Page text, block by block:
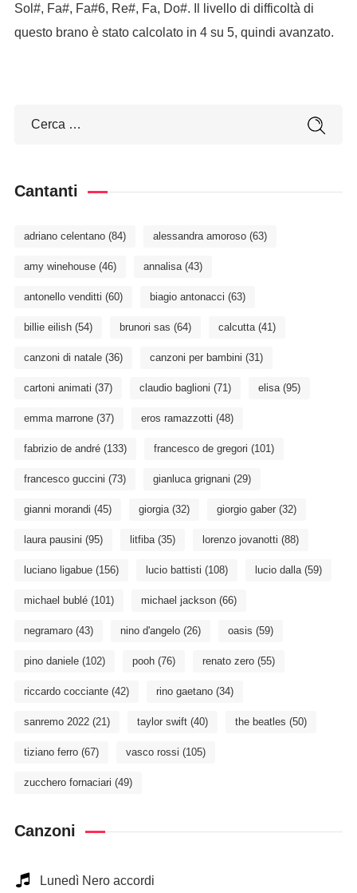
Sol#, Fa#, Fa#6, Re#, Fa, Do#. Il livello di difficoltà di
questo brano è stato calcolato in 4 su 5, quindi avanzato.
Cantanti
adriano celentano(84) alessandra amoroso(63)
amy winehouse(46) annalisa(43)
antonello venditti (60) biagio antonacci (63)
billie eilish(54) brunori sas (64) calcutta(41)
canzoni di natale(36) canzoni per bambini (31)
cartoni animati (37) claudio baglioni (71) elisa(95)
emma marrone(37) eros ramazzotti (48)
fabrizio de andré(133) francesco de gregori (101)
francesco guccini (73) gianluca grignani (29)
gianni morandi (45) giorgia(32) giorgio gaber(32)
laura pausini (95) litfiba(35) lorenzo jovanotti (88)
luciano ligabue(156) lucio battisti (108) lucio dalla(59)
michael bublé(101) michael jackson(66)
negramaro(43) nino d'angelo(26) oasis (59)
pino daniele(102) pooh(76) renato zero(55)
riccardo cocciante(42) rino gaetano(34)
sanremo 2022(21) taylor swift(40) the beatles (50)
tiziano ferro(67) vasco rossi (105)
zucchero fornaciari (49)
Canzoni
Lunedì Nero accordi